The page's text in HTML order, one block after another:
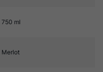
750 ml
Merlot